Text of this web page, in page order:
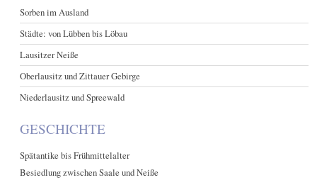
Sorben im Ausland
Städte: von Lübben bis Löbau
Lausitzer Neiße
Oberlausitz und Zittauer Gebirge
Niederlausitz und Spreewald
GESCHICHTE
Spätantike bis Frühmittelalter
Besiedlung zwischen Saale und Neiße